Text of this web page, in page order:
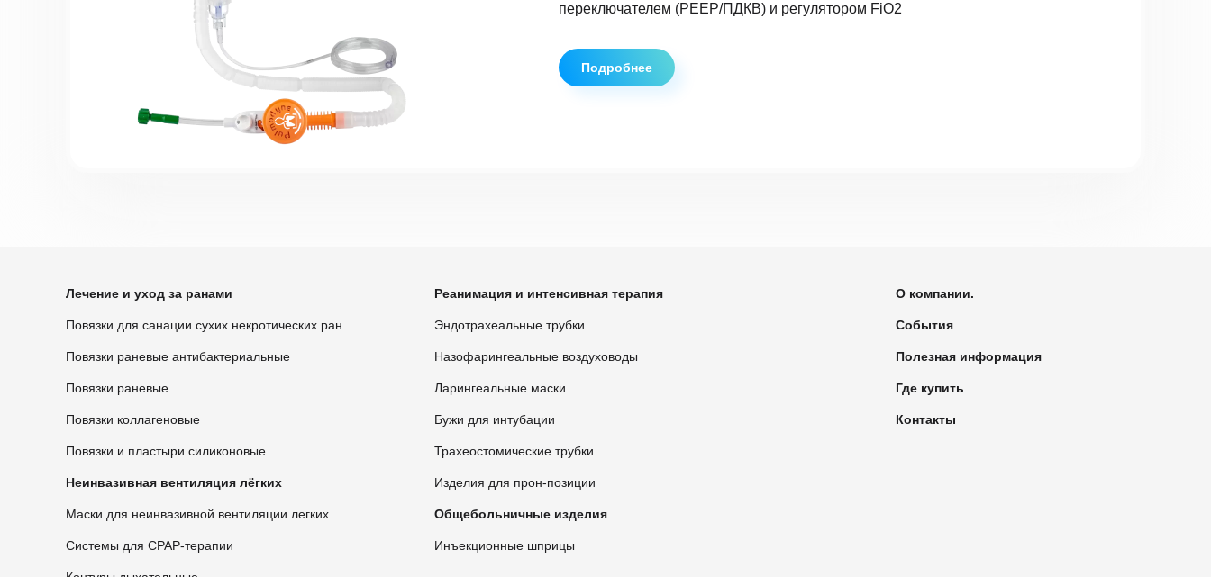
переключателем (PEEP/ПДКВ) и регулятором FiO2
Подробнее
Лечение и уход за ранами
Повязки для санации сухих некротических ран
Повязки раневые антибактериальные
Повязки раневые
Повязки коллагеновые
Повязки и пластыри силиконовые
Неинвазивная вентиляция лёгких
Маски для неинвазивной вентиляции легких
Системы для CPAP-терапии
Реанимация и интенсивная терапия
Эндотрахеальные трубки
Назофарингеальные воздуховоды
Ларингеальные маски
Бужи для интубации
Трахеостомические трубки
Изделия для прон-позиции
Общебольничные изделия
Инъекционные шприцы
О компании.
События
Полезная информация
Где купить
Контакты